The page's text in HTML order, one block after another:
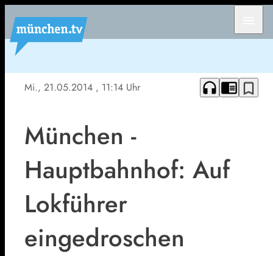
Mi., 21.05.2014 , 11:14 Uhr headphones chrome_reader_mode bookmark_border
München -
Hauptbahnhof: Auf
Lokführer
eingedroschen